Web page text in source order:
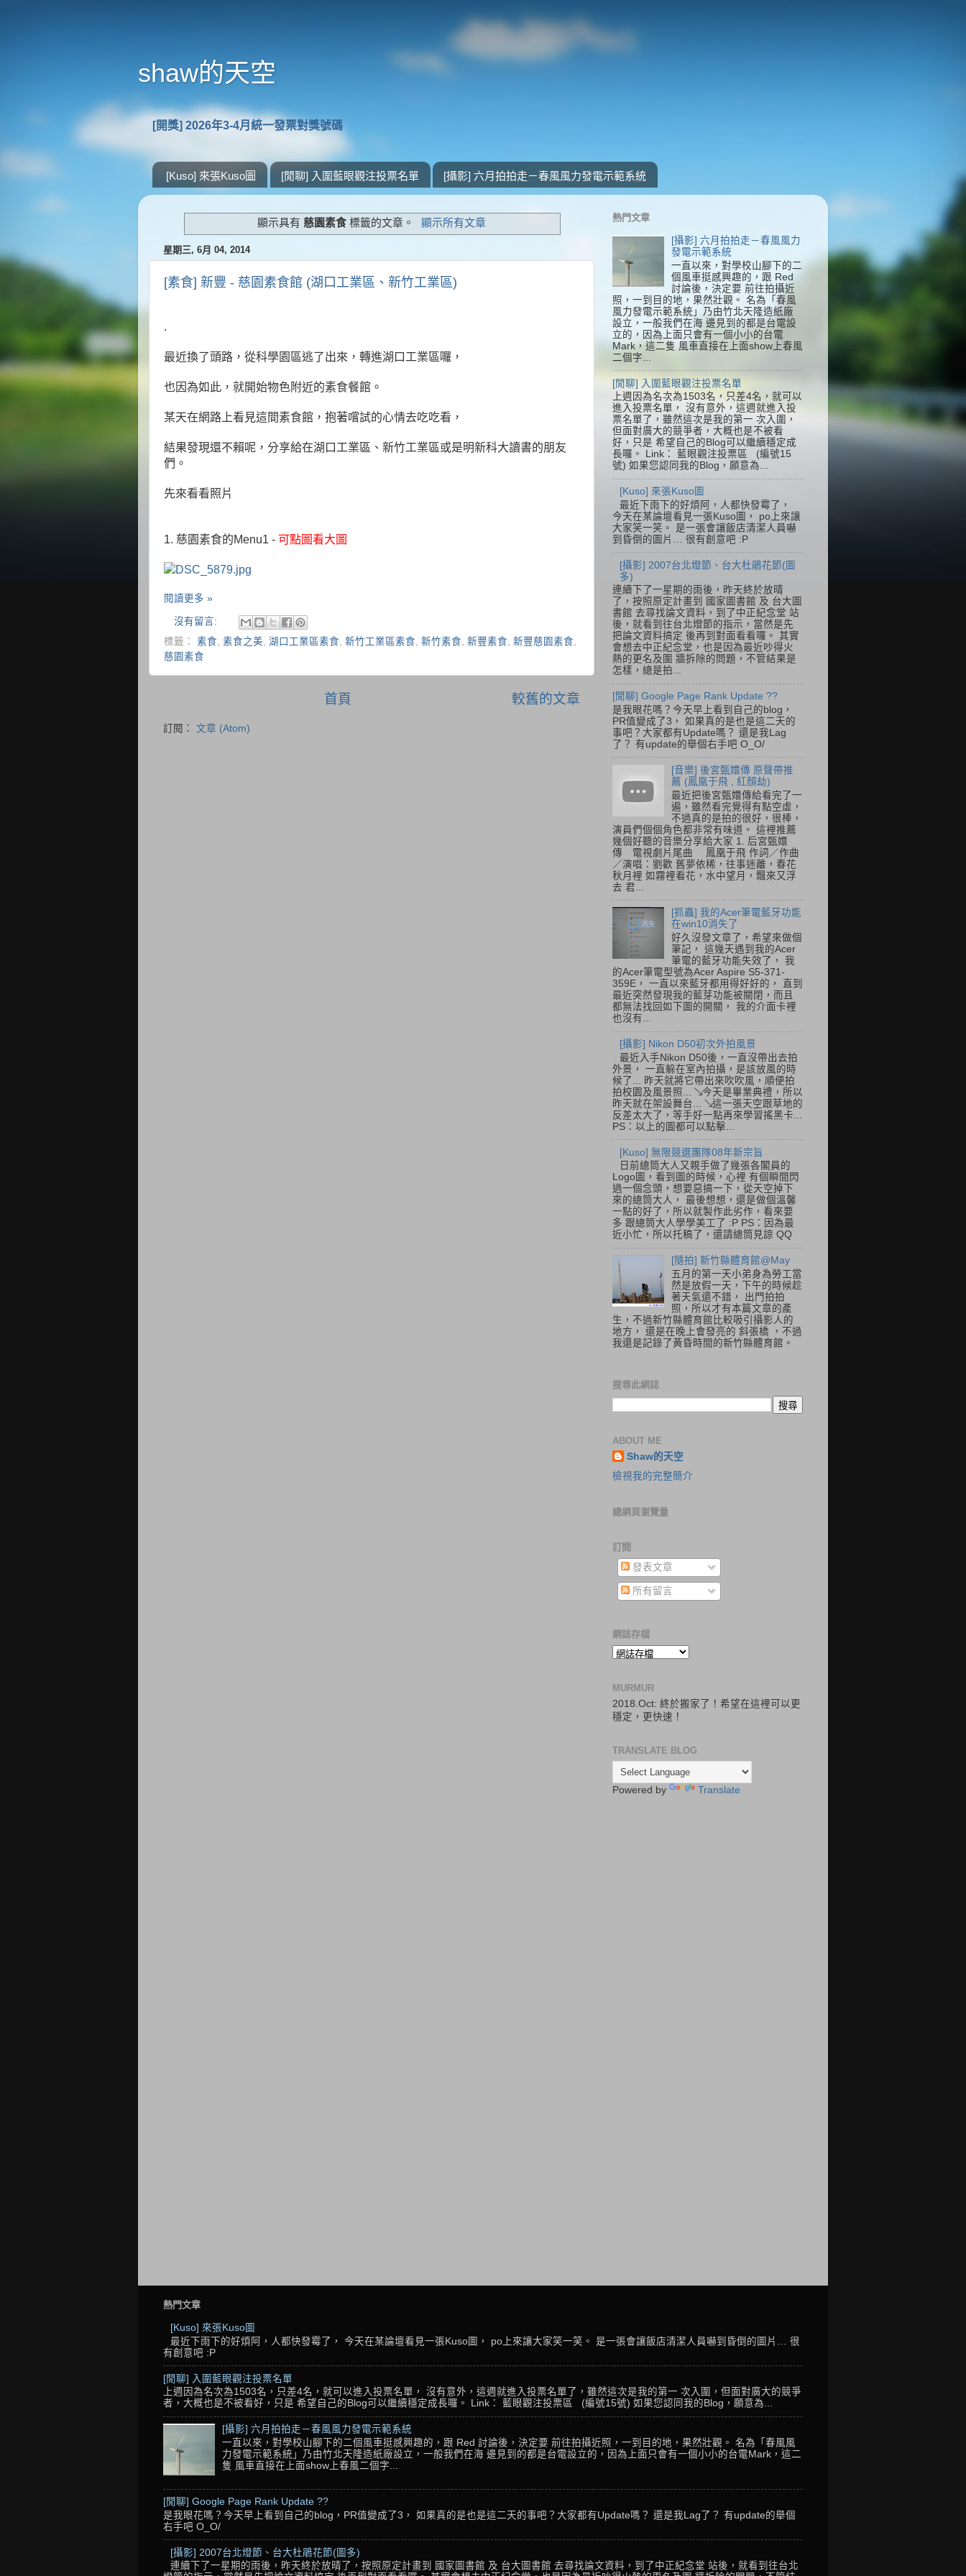
shaw的天空
[開獎] 2026年3-4月統一發票對獎號碼
[Kuso] 來張Kuso圖 [閒聊] 入圍藍眼觀注投票名單 [攝影] 六月拍拍走－春風風力發電示範系統
顯示具有慈園素食 標籤的文章。 顯示所有文章
星期三, 6月 04, 2014
[素食] 新豐 - 慈園素食館 (湖口工業區、新竹工業區)
.
最近換了頭路，從科學園區逃了出來，轉進湖口工業區囉，
也因為如此，就開始物色附近的素食餐館。
某天在網路上看見這間素食館，抱著嚐試的心情去吃吃看，
結果發現還不賴呢，分享給在湖口工業區、新竹工業區或是明新科大讀書的朋友
們。
先來看看照片
1. 慈園素食的Menu1 - 可點圖看大圖
閱讀更多 »
沒有留言:
標籤： 素食 素食之美 湖口工業區素食 新竹工業區素食 新竹素食 新豐素食 新豐慈園素食
慈園素食
較舊的文章
首頁
訂閱： 文章 (Atom)
熱門文章
[攝影] 六月拍拍走－春風風力
發電示範系統
一直以來，對學校山腳下的二
個風車挺感興趣的，跟 Red
討論後，決定要 前往拍攝近
照，一到目的地，果然壯觀。 名為「春風
風力發電示範系統」乃由竹北天隆造紙廠
設立，一般我們在海 邊見到的都是台電設
立的，因為上面只會有一個小小的台電
Mark，這二隻 風車直接在上面show上春風
二個字...
[閒聊] 入圍藍眼觀注投票名單
上週因為名次為1503名，只差4名，就可以
進入投票名單， 沒有意外，這週就進入投
票名單了，雖然這次是我的第一 次入圍，
但面對廣大的競爭者，大概也是不被看
好，只是 希望自己的Blog可以繼續穩定成
長囉。 Link： 藍眼觀注投票區 (編號15
號) 如果您認同我的Blog，願意為...
[Kuso] 來張Kuso圖
最近下雨下的好煩阿，人都快發霉了，
今天在某論壇看見一張Kuso圖， po上來讓
大家笑一笑。 是一張會讓飯店清潔人員嚇
到昏倒的圖片… 很有創意吧 :P
[攝影] 2007台北燈節、台大杜鵑花節(圖
多)
連續下了一星期的雨後，昨天終於放晴
了，按照原定計畫到 國家圖書館 及 台大圖
書館 去尋找論文資料，到了中正紀念堂 站
後，就看到往台北燈節的指示，當然是先
把論文資料搞定 後再到對面看看囉。 其實
會想去中正紀念堂，也是因為最近吵得火
熱的更名及圍 牆拆除的問題，不管結果是
怎樣，總是拍...
[閒聊] Google Page Rank Update ??
是我眼花嗎？今天早上看到自己的blog，
PR值變成了3， 如果真的是也是這二天的
事吧？大家都有Update嗎？ 還是我Lag
了？ 有update的舉個右手吧 O_O/
[音樂] 後宮甄嬛傳 原聲帶推
薦 (鳳凰于飛 , 紅顏劫)
最近把後宮甄嬛傳給看完了一
遍，雖然看完覺得有點空虛，
不過真的是拍的很好，很棒，
演員們個個角色都非常有味道。 這裡推薦
幾個好聽的音樂分享給大家 1. 后宮甄嬛
傳 電視劇片尾曲 鳳凰于飛 作詞／作曲
／演唱：劉歡 舊夢依稀，往事迷離，春花
秋月裡 如霧裡看花，水中望月，飄來又浮
去 君...
[抓蟲] 我的Acer筆電藍牙功能
在win10消失了
好久沒發文章了，希望來做個
筆記， 這幾天遇到我的Acer
筆電的藍牙功能失效了， 我
的Acer筆電型號為Acer Aspire S5-371-
359E， 一直以來藍牙都用得好好的， 直到
最近突然發現我的藍芽功能被關閉，而且
都無法找回如下圖的開關， 我的介面卡裡
也沒有...
[攝影] Nikon D50初次外拍風景
最近入手Nikon D50後，一直沒帶出去拍
外景， 一直躲在室內拍攝，是該放風的時
候了... 昨天就將它帶出來吹吹風，順便拍
拍校園及風景照... ↘今天是畢業典禮，所以
昨天就在架設舞台... ↘這一張天空跟草地的
反差太大了，等手好一點再來學習搖黑卡...
PS：以上的圖都可以點擊...
[Kuso] 無限競選團隊08年新宗旨
日前總筒大人又親手做了幾張各閣員的
Logo圖，看到圖的時候，心裡 有個瞬間閃
過一個念頭，想要惡搞一下，從天空掉下
來的總筒大人， 最後想想，還是做個溫馨
一點的好了，所以就製作此劣作，看來要
多 跟總筒大人學學美工了 :P PS：因為最
近小忙，所以托稿了，還請總筒見諒 QQ
[隨拍] 新竹縣體育館@May
五月的第一天小弟身為勞工當
然是放假一天，下午的時候趁
著天氣還不錯， 出門拍拍
照，所以才有本篇文章的產
生，不過新竹縣體育館比較吸引攝影人的
地方， 還是在晚上會發亮的 斜張橋 ，不過
我還是記錄了黃昏時間的新竹縣體育館。
搜尋此網誌
ABOUT ME
Shaw的天空
檢視我的完整簡介
總網頁瀏覽量
訂閱
發表文章
所有留言
網誌存檔
MURMUR
2018.Oct: 終於搬家了！希望在這裡可以更
穩定，更快速！
TRANSLATE BLOG
Powered by Translate
熱門文章
[Kuso] 來張Kuso圖
最近下雨下的好煩阿，人都快發霉了， 今天在某論壇看見一張Kuso圖， po上來讓大家笑一笑。 是一張會讓飯店清潔人員嚇到昏倒的圖片… 很
有創意吧 :P
[閒聊] 入圍藍眼觀注投票名單
上週因為名次為1503名，只差4名，就可以進入投票名單， 沒有意外，這週就進入投票名單了，雖然這次是我的第一 次入圍，但面對廣大的競爭
者，大概也是不被看好，只是 希望自己的Blog可以繼續穩定成長囉。 Link： 藍眼觀注投票區 (編號15號) 如果您認同我的Blog，願意為...
[攝影] 六月拍拍走－春風風力發電示範系統
一直以來，對學校山腳下的二個風車挺感興趣的，跟 Red 討論後，決定要 前往拍攝近照，一到目的地，果然壯觀。 名為「春風風
力發電示範系統」乃由竹北天隆造紙廠設立，一般我們在海 邊見到的都是台電設立的，因為上面只會有一個小小的台電Mark，這二
隻 風車直接在上面show上春風二個字...
[閒聊] Google Page Rank Update ??
是我眼花嗎？今天早上看到自己的blog，PR值變成了3， 如果真的是也是這二天的事吧？大家都有Update嗎？ 還是我Lag了？ 有update的舉個
右手吧 O_O/
[攝影] 2007台北燈節、台大杜鵑花節(圖多)
連續下了一星期的雨後，昨天終於放晴了，按照原定計畫到 國家圖書館 及 台大圖書館 去尋找論文資料，到了中正紀念堂 站後，就看到往台北